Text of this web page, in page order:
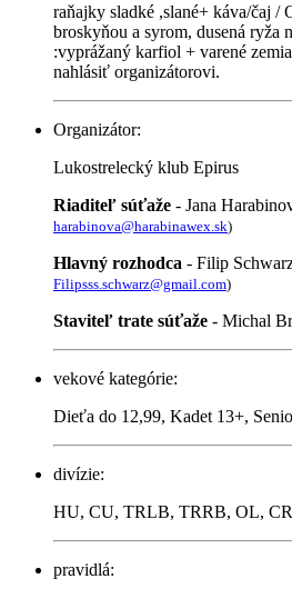
raňajky sladké ,slané+ káva/čaj /
broskyňou a syrom, dusená ryža
:vyprážaný karfiol + varené
nahlásiť organizátorovi.
Organizátor:
Lukostrelecký klub Epirus
Riaditeľ súťaže - Jana
harabinova@harabinawex.sk)
Hlavný rozhodca - Filip
Filipsss.schwarz@gmail.com)
Staviteľ trate súťaže - Michal
vekové kategórie:
Dieťa do 12,99, Kadet 13+,
divízie:
HU, CU, TRLB, TRRB, OL,
pravidlá: